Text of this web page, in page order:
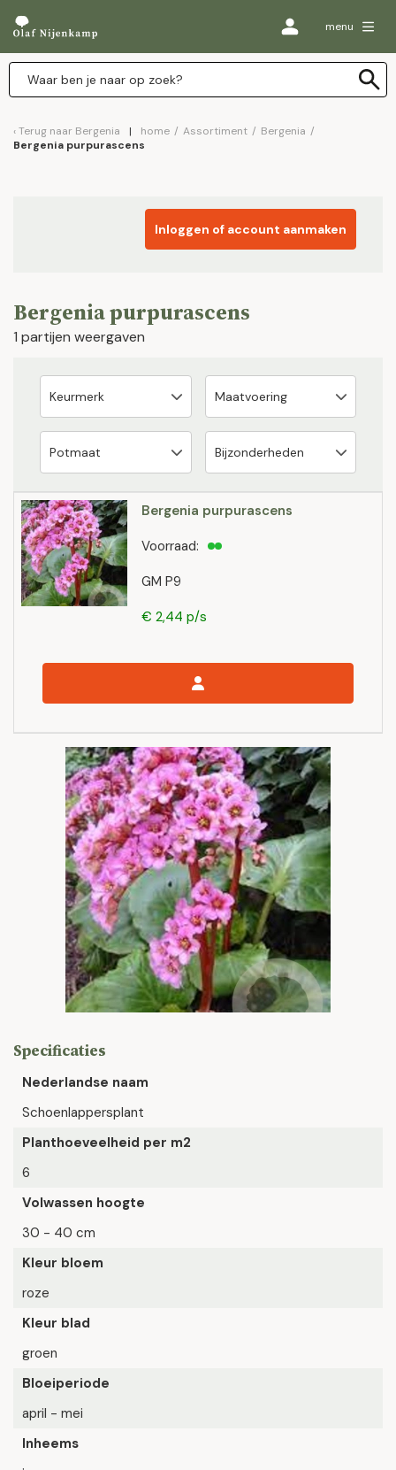
menu
Terug naar Bergenia home / Assortiment / Bergenia /
Bergenia purpurascens
Inloggen of account aanmaken
Bergenia purpurascens
1 partijen weergaven
Bergenia purpurascens
GM P9
Voorraad:
€ 2,44 p/s
Specificaties
Nederlandse naam
Schoenlappersplant
Planthoeveelheid per m2
6
Volwassen hoogte
30 - 40 cm
Kleur bloem
roze
Kleur blad
groen
Bloeiperiode
april - mei
Inheems